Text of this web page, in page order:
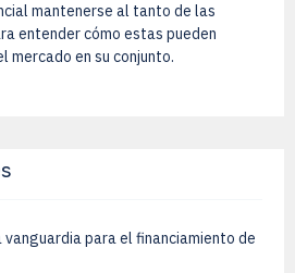
mantenerse al tanto de las
entender cómo estas pueden
mercado en su conjunto.
vanguardia para el financiamiento de